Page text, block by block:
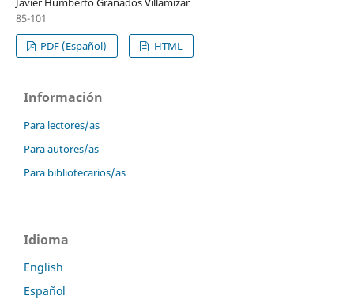
85-101
PDF (Español)
HTML
Información
Para lectores/as
Para autores/as
Para bibliotecarios/as
Idioma
English
Español